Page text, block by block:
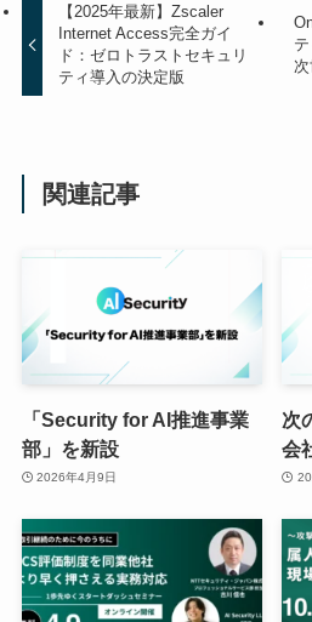
【2025年最新】Zscaler
Internet Access完全ガイ
ド：ゼロトラストセキュリ
ティ導入の決定版
関連記事
「Security for AI推進事業
部」を新設
2026年4月9日
次
会